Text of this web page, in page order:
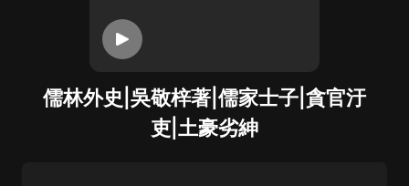
儒林外史|吳敬梓著|儒家士子|貪官汙
吏|土豪劣紳